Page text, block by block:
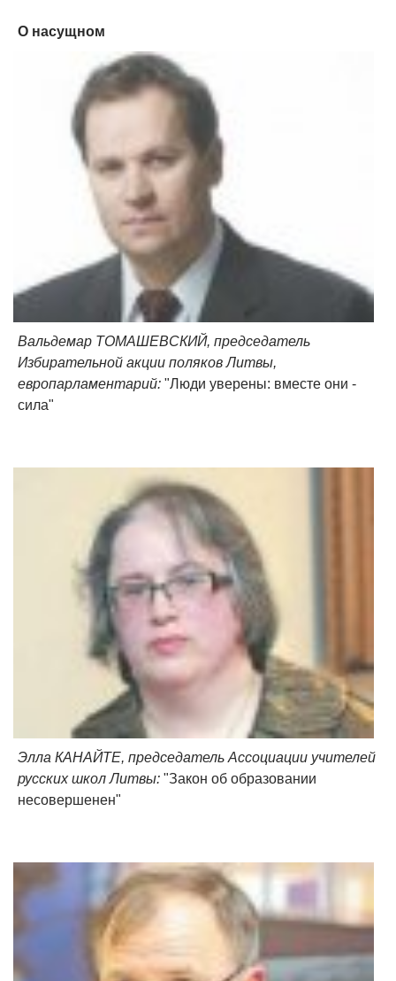
О насущном
Вальдемар ТОМАШЕВСКИЙ, председатель
Избирательной акции поляков Литвы,
европарламентарий: "Люди уверены: вместе они -
сила"
Элла КАНАЙТЕ, председатель Ассоциации учителей
русских школ Литвы: "Закон об образовании
несовершенен"